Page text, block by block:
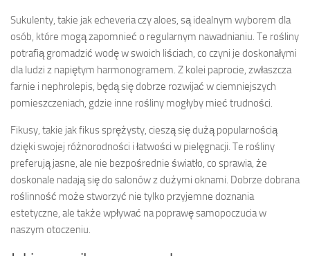
Sukulenty, takie jak echeveria czy aloes, są idealnym wyborem dla
osób, które mogą zapomnieć o regularnym nawadnianiu. Te rośliny
potrafią gromadzić wodę w swoich liściach, co czyni je doskonałymi
dla ludzi z napiętym harmonogramem. Z kolei paprocie, zwłaszcza
farnie i nephrolepis, będą się dobrze rozwijać w ciemniejszych
pomieszczeniach, gdzie inne rośliny mogłyby mieć trudności.
Fikusy, takie jak fikus sprężysty, cieszą się dużą popularnością
dzięki swojej różnorodności i łatwości w pielęgnacji. Te rośliny
preferują jasne, ale nie bezpośrednie światło, co sprawia, że
doskonale nadają się do salonów z dużymi oknami. Dobrze dobrana
roślinność może stworzyć nie tylko przyjemne doznania
estetyczne, ale także wpływać na poprawę samopoczucia w
naszym otoczeniu.